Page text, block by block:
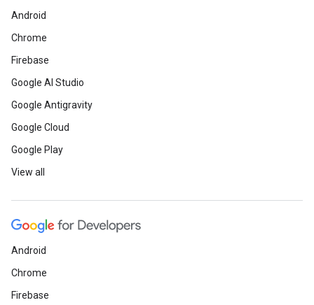
Android
Chrome
Firebase
Google AI Studio
Google Antigravity
Google Cloud
Google Play
View all
Android
Chrome
Firebase